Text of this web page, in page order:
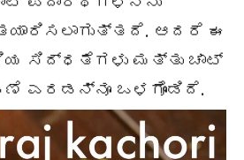
ತಯಾರಿಸಲಾಗುತ್ತದೆ. ಆದರೆ ಈ
ಸಿದ್ಧತೆಗಳು ಮತ್ತು ಚಾಟ್
ಎರಡನ್ನೂ ಒಳಗೊಂಡಿದೆ.